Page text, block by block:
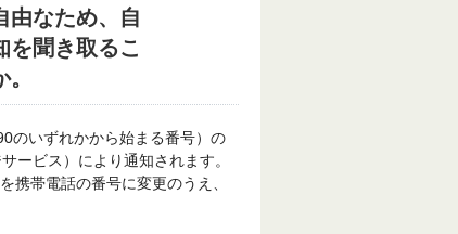
由なため、自
を聞き取るこ
のいずれかから始まる番号）の
ービス）により通知されます。
携帯電話の番号に変更のうえ、